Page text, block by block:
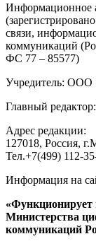
Информационное
связи,
коммуникаций
ФС 77 – 85577)
Учредитель: ООО
Главный
Адрес редакции:
127018, Россия,
Тел.+7(499) 112-
Информация на
«Функционирует
Министерства
коммуникаций